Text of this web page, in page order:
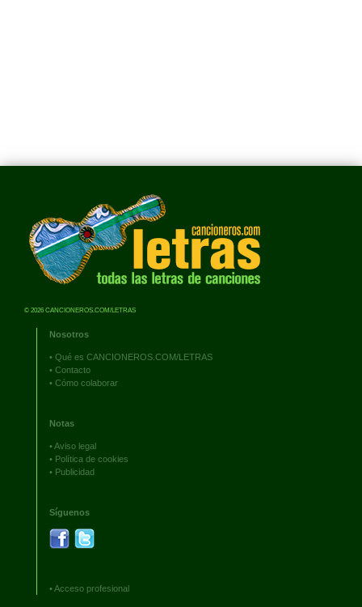
© 2026 CANCIONEROS.COM/LETRAS
Nosotros
• Qué es CANCIONEROS.COM/LETRAS
• Contacto
• Cómo colaborar
Notas
•Aviso legal
• Política de cookies
• Publicidad
Síguenos
•Acceso profesional